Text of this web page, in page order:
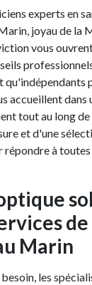
experts en
joyau de la
vous
qu'indépendants
accueillent dans
tout au long
et d'une
à
Marin
les